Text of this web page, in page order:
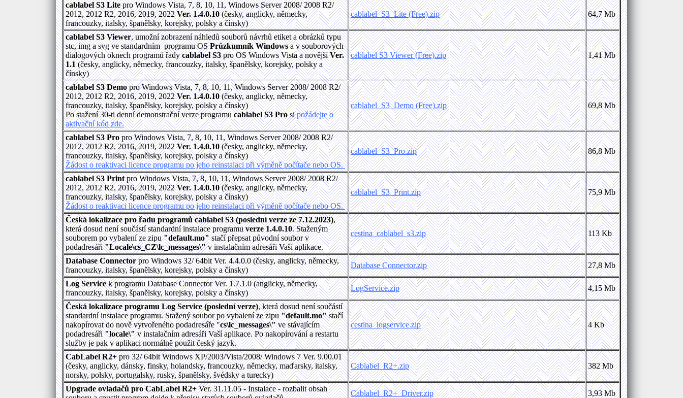
cablabel S3 Litepro Windows Vista, 7, 8, 10, 11, Windows Server 2008/ 2008 R2/
2012, 2012 R2, 2016, 2019, 2022Ver. 1.4.0.10(česky, anglicky, německy,
francouzky, italsky, španělsky, korejsky, polsky a čínsky)
cablabel_S3_Lite (Free).zip 64,7 Mb
cablabel S3 Viewer, umožní zobrazení náhledů souborů návrhů etiket a obrázků typu
stc, img a svg ve standardním programu OSPrůzkumník Windowsa v souborových
dialogových oknech programů řadycablabel S3pro OS Windows Vista a novějšíVer.
1.1(česky, anglicky, německy, francouzky, italsky, španělsky, korejsky, polsky a
čínsky)
cablabel S3 Viewer (Free).zip 1,41 Mb
cablabel S3 Demopro Windows Vista, 7, 8, 10, 11, Windows Server 2008/ 2008 R2/
2012, 2012 R2, 2016, 2019, 2022Ver. 1.4.0.10(česky, anglicky, německy,
francouzky, italsky, španělsky, korejsky, polsky a čínsky)
Po stažení 30-ti denní demonstrační verze programucablabel S3 Prosipožádejte o
aktivační kód zde.
cablabel_S3_Demo (Free).zip 69,8 Mb
cablabel S3 Propro Windows Vista, 7, 8, 10, 11, Windows Server 2008/ 2008 R2/
2012, 2012 R2, 2016, 2019, 2022Ver. 1.4.0.10(česky, anglicky, německy,
francouzky, italsky, španělsky, korejsky, polsky a čínsky)
Žádost o reaktivaci licence programu po jeho reinstalaci při výměně počítače nebo OS.
cablabel_S3_Pro.zip 86,8 Mb
cablabel S3 Printpro Windows Vista, 7, 8, 10, 11, Windows Server 2008/ 2008 R2/
2012, 2012 R2, 2016, 2019, 2022Ver. 1.4.0.10(česky, anglicky, německy,
francouzky, italsky, španělsky, korejsky, polsky a čínsky)
Žádost o reaktivaci licence programu po jeho reinstalaci při výměně počítače nebo OS.
cablabel_S3_Print.zip 75,9 Mb
Česká lokalizace pro řadu programů cablabel S3 (poslední verze ze 7.12.2023),
která dosud není součástí standardní instalace programuverze 1.4.0.10. Staženým
souborem po vybalení ze zipu"default.mo"stačí přepsat původní soubor v
podadresáři"Locale\cs_CZ\lc_messages\"v instalačním adresáři Vaší aplikace.
cestina_cablabel_s3.zip 113 Kb
Database Connectorpro Windows 32/ 64bit Ver. 4.4.0.0 (česky, anglicky, německy,
francouzky, italsky, španělsky, korejsky, polsky a čínsky)
Database Connector.zip 27,8 Mb
Log Servicek programu Database Connector Ver. 1.7.1.0 (anglicky, německy,
francouzky, italsky, španělsky, korejsky, polsky a čínsky)
LogService.zip 4,15 Mb
Česká lokalizace programu Log Service (poslední verze), která dosud není součástí
standardní instalace programu. Stažený soubor po vybalení ze zipu"default.mo"stačí
nakopírovat do nově vytvořeného podadresáře "cs\lc_messages\"ve stávajícím
podadresáři"locale\"v instalačním adresáři Vaší aplikace. Po nakopírování a restartu
služby je pak v aplikaci normálně použit český jazyk.
cestina_logservice.zip 4 Kb
CabLabel R2+pro 32/ 64bit Windows XP/2003/Vista/2008/ Windows 7 Ver. 9.00.01
(česky, anglicky, dánsky, finsky, holandsky, francouzky, německy, maďarsky, italsky,
norsky, polsky, portugalsky, rusky, španělsky, švédsky a turecky)
Cablabel_R2+.zip 382 Mb
Upgrade ovladačů pro CabLabel R2+Ver. 31.11.05 - Instalace - rozbalit obsah
Cablabel_R2+_Driver.zip 3,93 Mb